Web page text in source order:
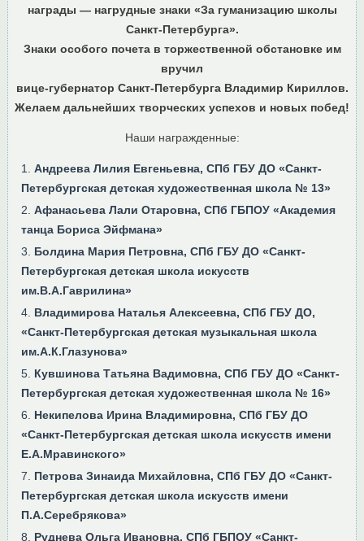
награды — нагрудные знаки «За гуманизацию школы
Санкт-Петербурга».
Знаки особого почета в торжественной обстановке им
вручил
вице-губернатор Санкт-Петербурга Владимир Кириллов.
Желаем дальнейших творческих успехов и новых побед!
Наши награжденные:
Андреева Лилия Евгеньевна, СПб ГБУ ДО «Санкт-
Петербургская детская художественная школа № 13»
Афанасьева Лали Отаровна, СПб ГБПОУ «Академия
танца Бориса Эйфмана»
Болдина Мария Петровна, СПб ГБУ ДО «Санкт-
Петербургская детская школа искусств
им.В.А.Гаврилина»
Владимирова Наталья Алексеевна, СПб ГБУ ДО,
«Санкт-Петербургская детская музыкальная школа
им.А.К.Глазунова»
Кувшинова Татьяна Вадимовна, СПб ГБУ ДО «Санкт-
Петербургская детская художественная школа № 16»
Некипелова Ирина Владимировна, СПб ГБУ ДО
«Санкт-Петербургская детская школа искусств имени
Е.А.Мравинского»
Петрова Зинаида Михайловна, СПб ГБУ ДО «Санкт-
Петербургская детская школа искусств имени
П.А.Серебрякова»
Руднева Ольга Ивановна, СПб ГБПОУ «Санкт-